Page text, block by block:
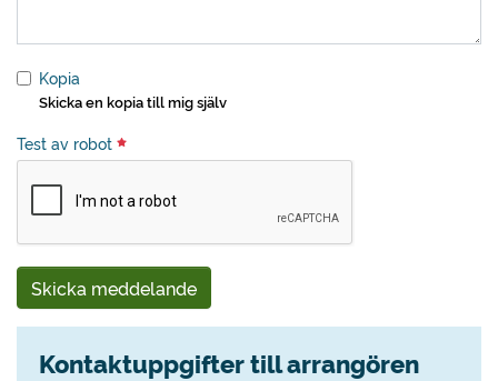
Kopia
Skicka en kopia till mig själv
Test av robot
Skicka meddelande
Kontaktuppgifter till arrangören